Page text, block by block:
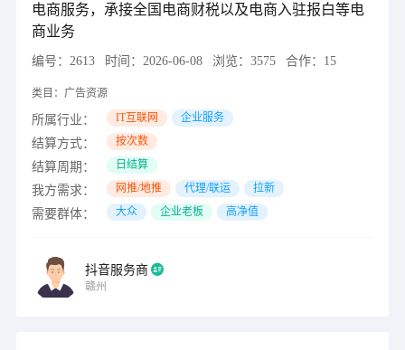
电商服务，承接全国电商财税以及电商入驻报白等电
商业务
编号： 2613 时间： 2026-06-08 浏览： 3575 合作： 15
类目： 广告资源
所属行业： IT互联网 企业服务
结算方式： 按次数
结算周期： 日结算
我方需求： 网推/地推 代理/联运 拉新
需要群体： 大众 企业老板 高净值
抖音服务商
赣州